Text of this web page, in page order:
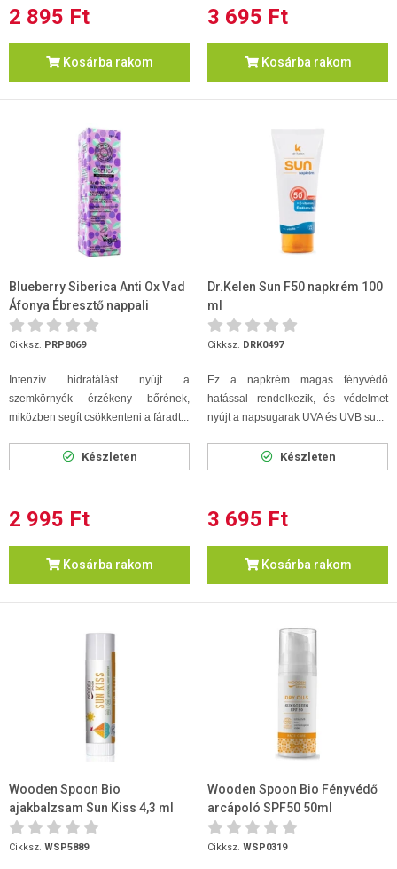
2 895 Ft
Kosárba rakom
3 695 Ft
Kosárba rakom
Blueberry Siberica Anti Ox Vad
Áfonya Ébresztő nappali
arckrém 50ml
Cikksz. PRP8069
Intenzív hidratálást nyújt a
szemkörnyék érzékeny bőrének,
miközben segít csökkenteni a fáradt...
Készleten
2 995 Ft
Kosárba rakom
Dr.Kelen Sun F50 napkrém 100
ml
Cikksz. DRK0497
Ez a napkrém magas fényvédő
hatással rendelkezik, és védelmet
nyújt a napsugarak UVA és UVB su...
Készleten
3 695 Ft
Kosárba rakom
Wooden Spoon Bio
ajakbalzsam Sun Kiss 4,3 ml
Cikksz. WSP5889
Wooden Spoon Bio Fényvédő
arcápoló SPF50 50ml
Cikksz. WSP0319